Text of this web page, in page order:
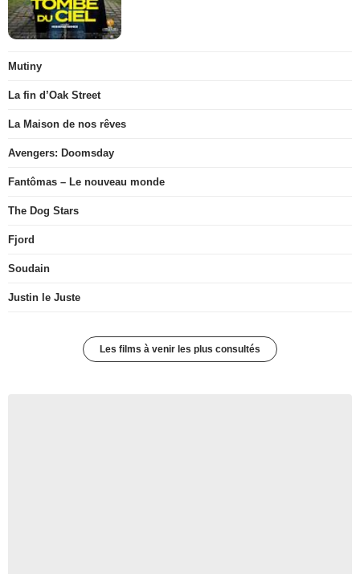
Mutiny
La fin d’Oak Street
La Maison de nos rêves
Avengers: Doomsday
Fantômas – Le nouveau monde
The Dog Stars
Fjord
Soudain
Justin le Juste
Les films à venir les plus consultés